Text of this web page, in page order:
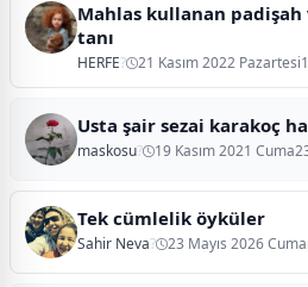
Mahlas kullanan padişah
tanı
HERFE? 21 Kasım 2022
Usta şair sezai karakoç
maskosu? 19 Kasım 2021
Tek cümlelik öyküler
Sahir Neva? 23 Mayıs 2026